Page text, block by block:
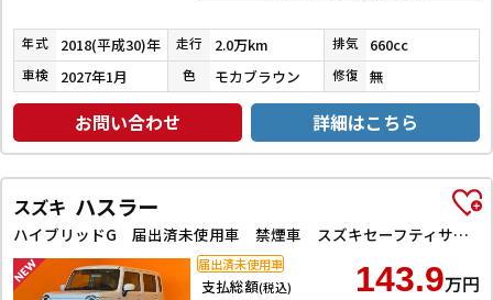
年式 2018(平成30)年 走行 2.0万km 排気 660cc
車検 2027年1月 色 モカブラウン 修復 無
お問い合わせ 詳細はこちら
スズキ ハスラー
ハイブリッドG 届出済未使用車 禁煙車 スズキセーフティサポート アダプティブクルーズコントロール LEDヘッドライト スマートキー プッシュスタート アイドリングストップ 前席シートヒーター ステアリングスイッチ
支払総額(税込) 143.9万円
届出済未使用車